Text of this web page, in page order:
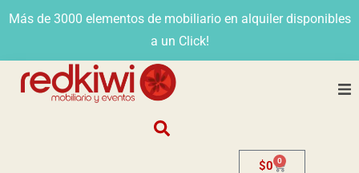
Más de 3000 elementos de mobiliario en alquiler disponibles
a un Click!
$0 0